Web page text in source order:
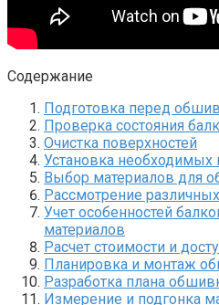
Содержание
Подготовка перед
Проверка состояния
Очистка поверхностей
Установка необходимых
Выбор материалов для
Рассмотрение
Учет особенностей
материалов
Расчет стоимости и
Планировка и монтаж
Разработка плана
Измерение и подгонка